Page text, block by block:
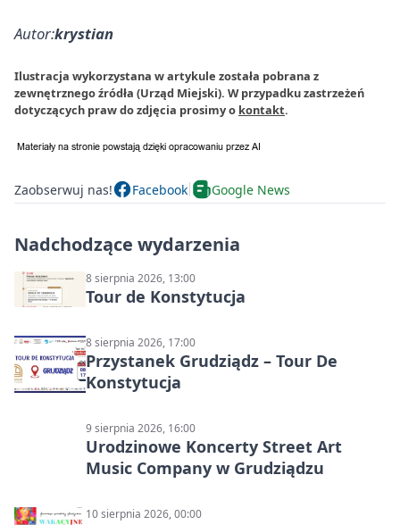
Autor:krystian
Ilustracja wykorzystana w artykule została pobrana z
zewnętrznego źródła (Urząd Miejski). W przypadku zastrzeżeń
dotyczących praw do zdjęcia prosimy o kontakt.
Zaobserwuj nas! Facebook Google News
Nadchodzące wydarzenia
8 sierpnia 2026, 13:00
Tour de Konstytucja
8 sierpnia 2026, 17:00
Przystanek Grudziądz – Tour De
Konstytucja
9 sierpnia 2026, 16:00
Urodzinowe Koncerty Street Art
Music Company w Grudziądzu
10 sierpnia 2026, 00:00